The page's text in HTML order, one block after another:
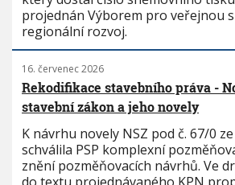
projednán Výborem pro veřejnou
regionální rozvoj.
16. červenec 2026
Rekodifikace stavebního práva -
stavební zákon a jeho novely
K návrhu novely NSZ pod č. 67/0 ze
schválila PSP komplexní
znění pozměňovacích návrhů. Ve